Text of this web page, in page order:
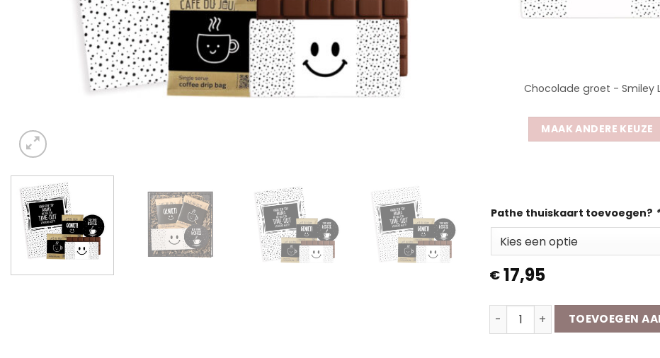
Chocolade groet - Smiley
MAAK ANDERE KEUZE
Pathe thuiskaart toevoegen? *
€ 17,95
Koffie Cadeaubox | Mama
TOEVOEGEN